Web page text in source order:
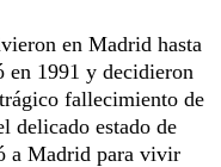
en Madrid hasta
en 1991 y decidieron
fallecimiento de
delicado estado de
a Madrid para vivir